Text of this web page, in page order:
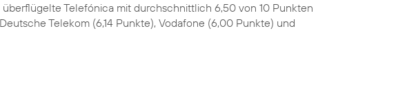
Telefónica mit durchschnittlich 6,50 von 10 Punkten
Telekom (6,14 Punkte), Vodafone (6,00 Punkte) und